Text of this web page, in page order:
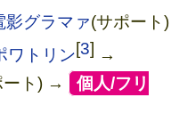
影グラマァ(サポート)
ワトリン[3] →
ート) → [個人/フリ